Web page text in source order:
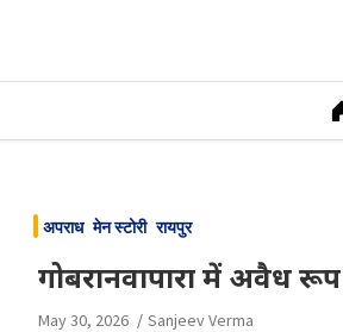
content
अपराध मेन स्टोरी रायपुर
गोबरानवापारा में अवैध
May 30, 2026 Sanjeev Verma